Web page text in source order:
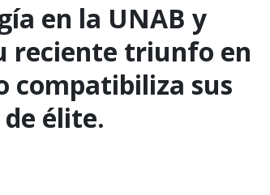
en la UNAB y
reciente triunfo en
compatibiliza sus
élite.